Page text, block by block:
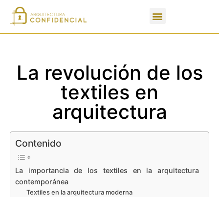
La revolución de los
textiles en
arquitectura
Contenido
La importancia de los textiles en la arquitectura
contemporánea
Textiles en la arquitectura moderna